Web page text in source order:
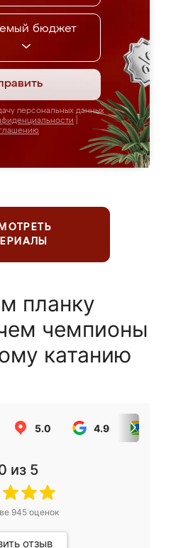
бюджет
персональных данных
планку
чемпионы
катанию
5.0 4.9
из 5
945оценок
отзыв